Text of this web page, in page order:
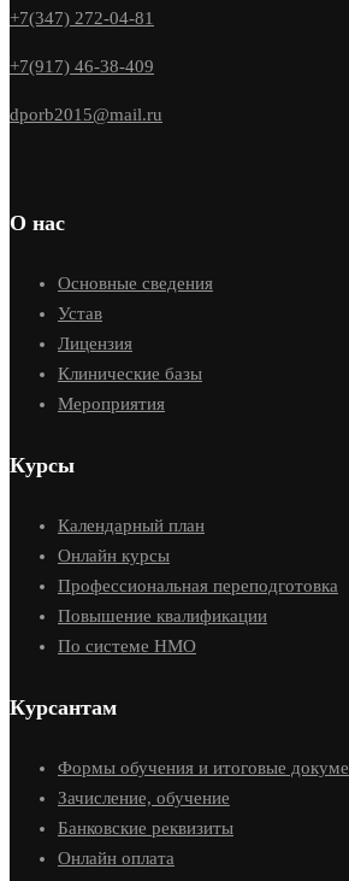
+7(347) 272-04-81
+7(917) 46-38-409
dporb2015@mail.ru
О нас
Основные сведения
Устав
Лицензия
Клинические базы
Мероприятия
Курсы
Календарный план
Онлайн курсы
Профессиональная переподготовка
Повышение квалификации
По системе НМО
Курсантам
Формы обучения и итоговые
Зачисление, обучение
Банковские реквизиты
Онлайн оплата